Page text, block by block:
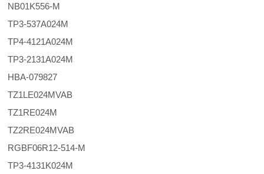
NB01K556-M
TP3-537A024M
TP4-4121A024M
TP3-2131A024M
HBA-079827
TZ1LE024MVAB
TZ1RE024M
TZ2RE024MVAB
RGBF06R12-514-M
TP3-4131K024M